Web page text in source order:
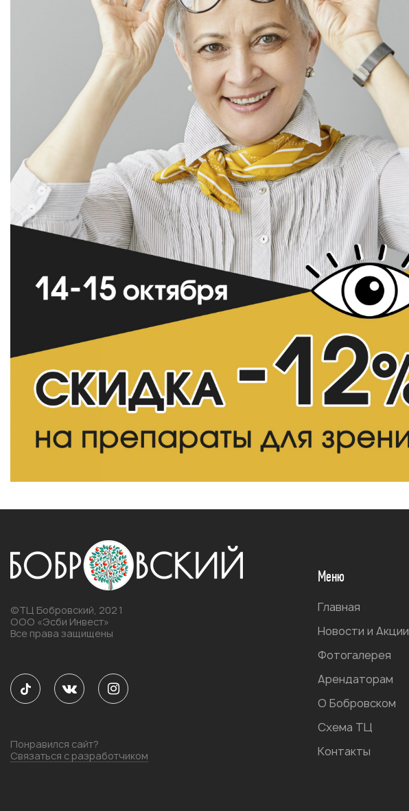
©ТЦ Бобровский, 2021
ООО «Эсби Инвест»
Все права защищены
Понравился сайт?
Связаться с разработчиком
Меню
Главная
Новости и Акции
Фотогалерея
Арендаторам
О Бобровском
Схема ТЦ
Контакты